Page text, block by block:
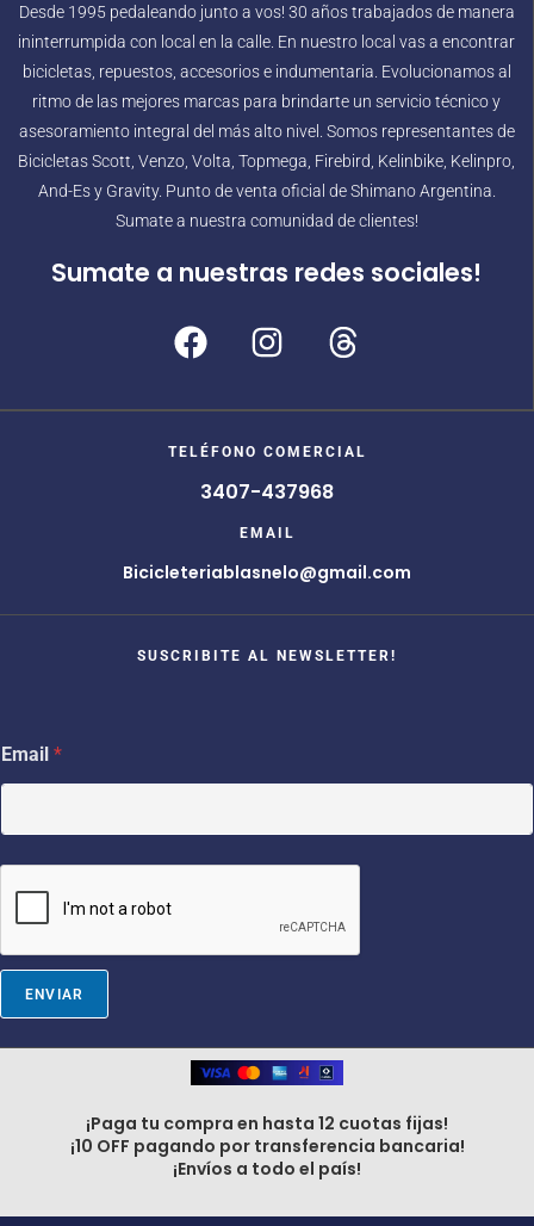
Desde 1995 pedaleando junto a vos! 30 años trabajados de manera
ininterrumpida con local en la calle. En nuestro local vas a encontrar
bicicletas, repuestos, accesorios e indumentaria. Evolucionamos al
ritmo de las mejores marcas para brindarte un servicio técnico y
asesoramiento integral del más alto nivel. Somos representantes de
Bicicletas Scott, Venzo, Volta, Topmega, Firebird, Kelinbike, Kelinpro,
And-Es y Gravity. Punto de venta oficial de Shimano Argentina.
Sumate a nuestra comunidad de clientes!
Sumate a nuestras redes sociales!
TELÉFONO COMERCIAL
3407-437968
EMAIL
Bicicleteriablasnelo@gmail.com
SUSCRIBITE AL NEWSLETTER!
m
a
l
*
Email *
ENVIAR
¡Paga tu compra en hasta 12 cuotas fijas!
¡10 OFF pagando por transferencia bancaria!
¡Envíos a todo el país!